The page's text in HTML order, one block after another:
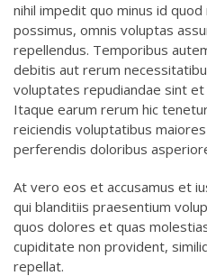
nihil impedit quo minus id
possimus, omnis voluptas
repellendus. Temporibus
debitis aut rerum
voluptates repudiandae sint
Itaque earum rerum hic
reiciendis voluptatibus
perferendis doloribus
At vero eos et accusamus et
qui blanditiis praesentium
quos dolores et quas
cupiditate non provident,
repellat.